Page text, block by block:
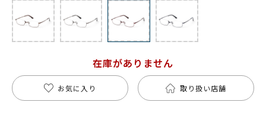
在庫がありません
お気に入り 取り扱い店舗